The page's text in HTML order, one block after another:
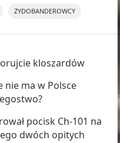
ŻYDOBANDEROWCY
kloszardów
nie ma w Polsce
pocisk Ch-101 na
dwóch opitych